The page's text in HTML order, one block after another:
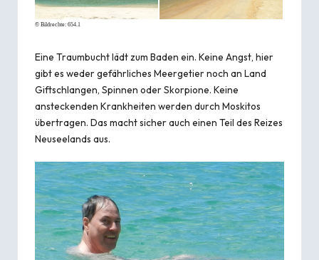
© Bildrechte: 654.1
Eine Traumbucht lädt zum Baden ein. Keine Angst, hier
gibt es weder gefährliches Meergetier noch an Land
Giftschlangen, Spinnen oder Skorpione. Keine
ansteckenden Krankheiten werden durch Moskitos
übertragen. Das macht sicher auch einen Teil des Reizes
Neuseelands aus.